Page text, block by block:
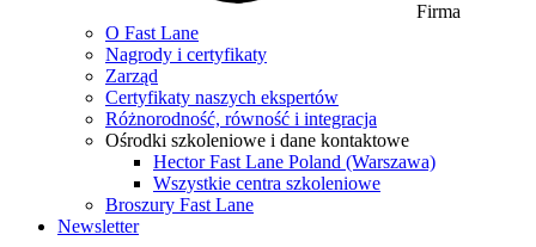
Firma
O Fast Lane
Nagrody i certyfikaty
Zarząd
Certyfikaty naszych ekspertów
Różnorodność, równość i integracja
Ośrodki szkoleniowe i dane kontaktowe
Hector Fast Lane Poland (Warszawa)
Wszystkie centra szkoleniowe
Broszury Fast Lane
Newsletter